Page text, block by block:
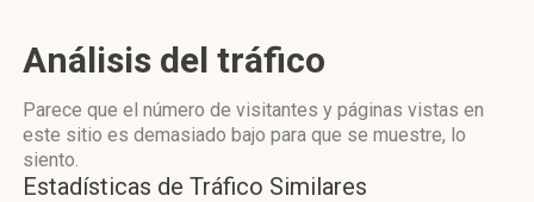
Análisis del tráfico
Parece que el número de visitantes y páginas vistas en
este sitio es demasiado bajo para que se muestre, lo
siento.
Estadísticas de Tráfico Similares